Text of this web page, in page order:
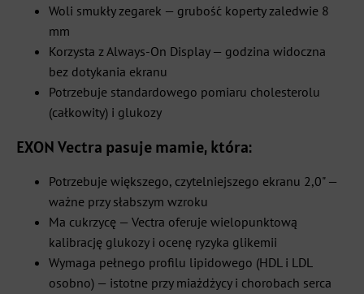
Woli smukły zegarek — grubość koperty zaledwie 8
mm
Korzysta z Always-On Display — godzina widoczna
bez dotykania ekranu
Potrzebuje standardowego pomiaru cholesterolu
(całkowity) i glukozy
EXON Vectra pasuje mamie, która:
Potrzebuje większego, czytelniejszego ekranu 2,0" —
ważne przy słabszym wzroku
Ma cukrzycę — Vectra oferuje wielopunktową
kalibrację glukozy i ocenę ryzyka glikemii
Wymaga pełnego profilu lipidowego (HDL i LDL
osobno) — istotne przy miażdżycy i chorobach serca